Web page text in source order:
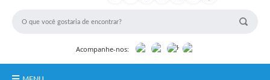
Acompanhe-nos: